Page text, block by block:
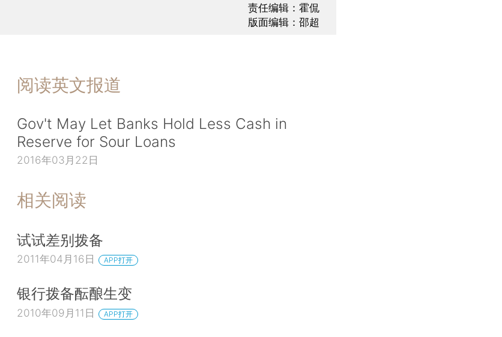
责任编辑：霍侃
版面编辑：邵超
阅读英文报道
Gov't May Let Banks Hold Less Cash in
Reserve for Sour Loans
2016年03月22日
相关阅读
试试差别拨备
2011年04月16日 APP打开
银行拨备酝酿生变
2010年09月11日 APP打开